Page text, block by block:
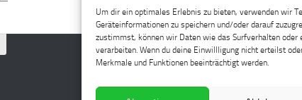
Um dir ein optimales Erlebnis zu bieten, verwenden wir
Geräteinformationen zu speichern und/oder darauf
zustimmst, können wir Daten wie das Surfverhalten oder
verarbeiten. Wenn du deine Einwillligung nicht erteilst
Merkmale und Funktionen beeinträchtigt werden.